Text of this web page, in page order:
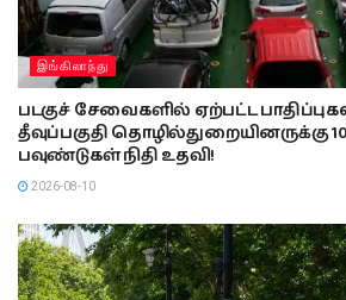
இங்கிலாந்து
படகுச் சேவைகளில் ஏற்பட்ட
தீவுப்பகுதி தொழில்துறையினருக்கு
பவுண்டுகள் நிதி உதவி!
2026-08-10